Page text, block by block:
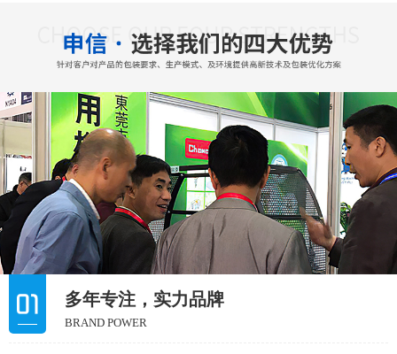
多年专注，实力品牌
BRAND POWER